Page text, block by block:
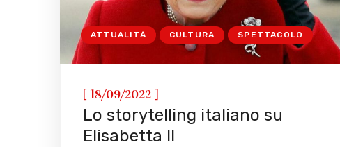
ATTUALITÀ CULTURA SPETTACOLO
[ 18/09/2022 ]
Lo storytelling italiano su
Elisabetta II